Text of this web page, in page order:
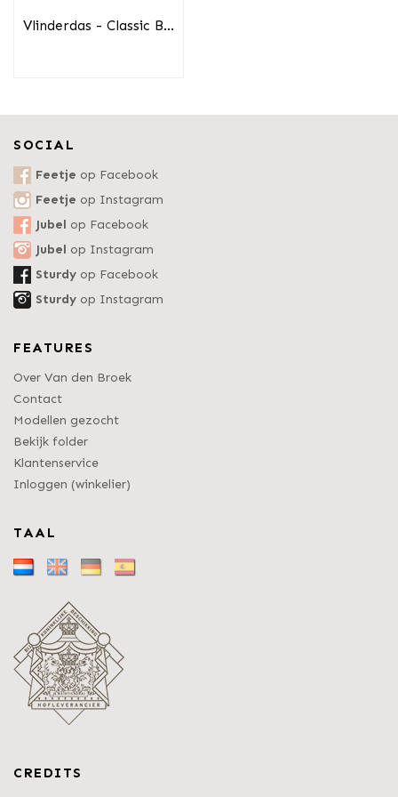
Vlinderdas - Classic B...
SOCIAL
Feetje op Facebook
Feetje op Instagram
Jubel op Facebook
Jubel op Instagram
Sturdy op Facebook
Sturdy op Instagram
FEATURES
Over Van den Broek
Contact
Modellen gezocht
Bekijk folder
Klantenservice
Inloggen (winkelier)
TAAL
CREDITS